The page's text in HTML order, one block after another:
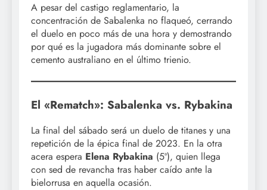
A pesar del castigo reglamentario, la
concentración de Sabalenka no flaqueó, cerrando
el duelo en poco más de una hora y demostrando
por qué es la jugadora más dominante sobre el
cemento australiano en el último trienio.
El «Rematch»: Sabalenka vs. Rybakina
La final del sábado será un duelo de titanes y una
repetición de la épica final de 2023. En la otra
acera espera Elena Rybakina (5ª), quien llega
con sed de revancha tras haber caído ante la
bielorrusa en aquella ocasión.